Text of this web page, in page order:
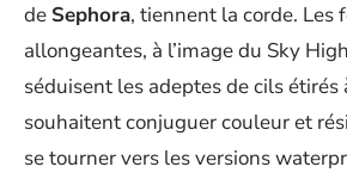
de Sephora, tiennent la corde. Les
allongeantes, à l’image du Sky
séduisent les adeptes de cils étirés
souhaitent conjuguer couleur et
se tourner vers les versions